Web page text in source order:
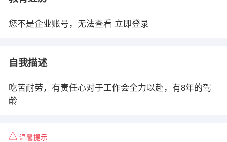
您不是企业账号，无法查看 立即登录
自我描述
吃苦耐劳，有责任心对于工作会全力以赴，有8年的驾
龄
温馨提示